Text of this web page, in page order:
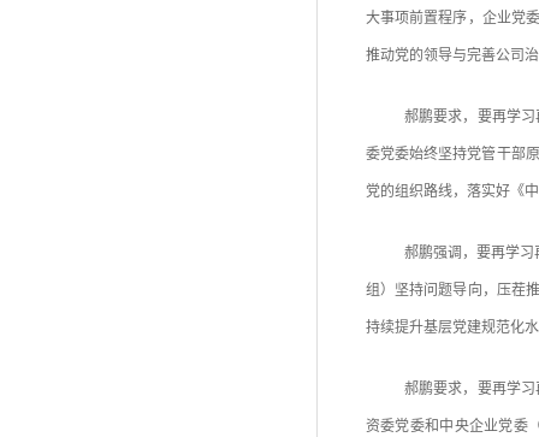
大事项前置程序，企业党
推动党的领导与完善公司
郝鹏要求，要再学
委党委始终坚持党管干部
党的组织路线，落实好《
郝鹏强调，要再学
组）坚持问题导向，压茬
持续提升基层党建规范化
郝鹏要求，要再学
资委党委和中央企业党委